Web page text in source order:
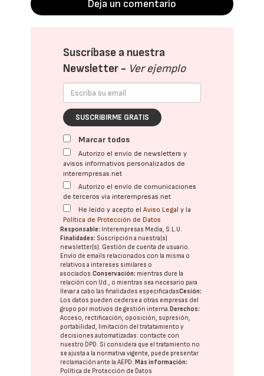
Deja un comentario
Suscríbase a nuestra
Newsletter - Ver ejemplo
SUSCRIBIRME GRATIS
Marcar todos
Autorizo el envío de newsletters y
avisos informativos personalizados de
interempresas.net
Autorizo el envío de comunicaciones
de terceros vía interempresas.net
He leído y acepto elAviso Legal y la
Política de Protección de Datos
Responsable: Interempresas Media, S.L.U.
Finalidades: Suscripción a nuestra(s)
newsletter(s). Gestión de cuenta de usuario.
Envío de emails relacionados con la misma o
relativos a intereses similares o
asociados.Conservación: mientras dure la
relación con Ud., o mientras sea necesario para
llevar a cabo las finalidades especificadasCesión:
Los datos pueden cederse a otras empresas del
grupo por motivos de gestión interna. Derechos:
Acceso, rectificación, oposición, supresión,
portabilidad, limitación del tratatamiento y
decisiones automatizadas: contacte con
nuestro DPD. Si considera que el tratamiento no
se ajusta a la normativa vigente, puede presentar
reclamación ante laAEPD. Más información:
Política de Protección de Datos